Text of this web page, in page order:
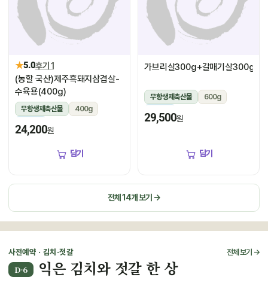
★5.0후기 1
(농할 국산)제주흑돼지삼겹살-
수육용(400g)
무항생제축산물
400g
냉장
24,200원
담기
가브리살300g+갈매기살300g
무항생제축산물
600g
냉장
29,500원
담기
전체 14개 보기 →
사전예약 · 김치·젓갈 전체 보기 →
D-6 익은 김치와 젓갈 한 상